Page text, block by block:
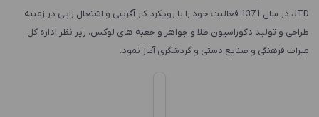
JTD در سال 1371 فعالیت خود را با رویکرد کار آفرینی و اشتغال زایی در زمینه
طراحی و تولید دکوراسیون طلا و جواهر و جعبه های لوکس، زیر نظر اداره کل
میراث فرهنگی و صنایع دستی و گردشگری آغاز نمود.